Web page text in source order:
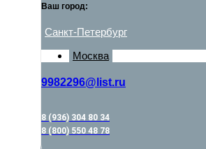
Ваш город:
Санкт-Петербург
Москва
9982296@list.ru
8 (936) 304 80 34
8 (800) 550 48 78